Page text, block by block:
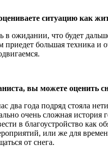
ситуацию как
ожидании, что будет
большая техника
вы можете
два года подряд стояла
очень сложная
в благоустройство как
или же для
от снега.